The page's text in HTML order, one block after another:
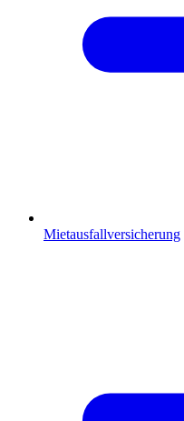
Mietausfallversicherung